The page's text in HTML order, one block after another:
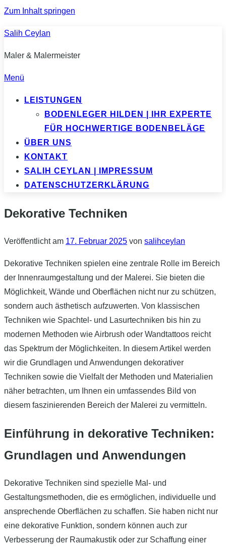
Zum Inhalt springen
Salih Ceylan
Maler & Malermeister
Menü
LEISTUNGEN
BODENLEGER HILDEN | IHR EXPERTE
FÜR HOCHWERTIGE BODENBELÄGE
ÜBER UNS
KONTAKT
SALIH CEYLAN | IMPRESSUM
DATENSCHUTZERKLÄRUNG
Dekorative Techniken
Veröffentlicht am 17. Februar 2025 von salihceylan
Dekorative Techniken spielen eine zentrale Rolle im Bereich
der Innenraumgestaltung und der Malerei. Sie bieten die
Möglichkeit, Wände und Oberflächen nicht nur zu schützen,
sondern auch ästhetisch aufzuwerten. Von klassischen
Techniken wie Spachtel- und Lasurtechniken bis hin zu
modernen Methoden wie Airbrush oder Wandtattoos reicht
das Spektrum der Möglichkeiten. In diesem Artikel werden
wir die Grundlagen und Anwendungen dekorativer
Techniken sowie die Vielfalt der Methoden und Materialien
näher betrachten, um Ihnen ein umfassendes Bild von
diesem faszinierenden Bereich der Malerei zu vermitteln.
Einführung in dekorative Techniken:
Grundlagen und Anwendungen
Dekorative Techniken sind spezielle Mal- und
Gestaltungsmethoden, die es ermöglichen, individuelle und
ansprechende Oberflächen zu schaffen. Sie haben nicht nur
eine dekorative Funktion, sondern können auch zur
Verbesserung der Raumakustik oder zur Schaffung einer